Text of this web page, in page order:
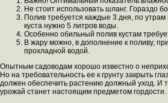
Не стоит использовать шланг. Гораздо
Полив требуется каждые 3 дня, по утрам
куста нужно 5 литров воды.
Особенно обильный полив кустам
В жару можно, в дополнение к поливу,
прохладной водой.
Опытным садоводам хорошо известно о
Но на требовательность ее к грунту закрыть
должен обеспечить растению должный уход. И
урожай станет настоящим предметом гордости.